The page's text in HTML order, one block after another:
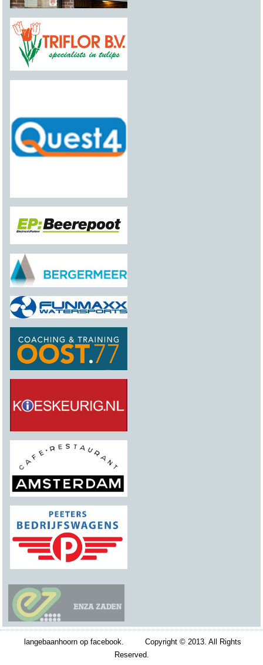
langebaanhoorn op facebook. Copyright © 2013. All Rights
Reserved.